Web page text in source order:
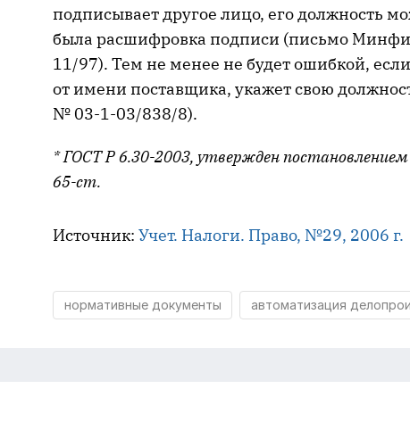
подписывает другое лицо, его должность
была расшифровка подписи (письмо
11/97). Тем не менее не будет ошибкой,
от имени поставщика, укажет свою
№ 03-1-03/838/8).
* ГОСТ Р 6.30-2003, утвержден
65-ст.
Источник: Учет. Налоги. Право, №29, 2006 г.
нормативные документы автоматизация